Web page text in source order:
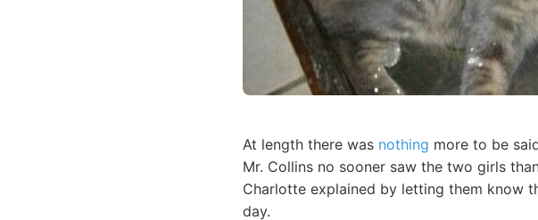
At length there was nothing more to be
Mr. Collins no sooner saw the two girls
Charlotte explained by letting them know
day.